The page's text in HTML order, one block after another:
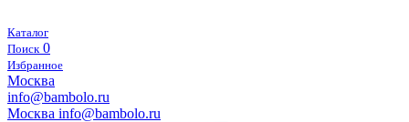
Каталог
Поиск 0
Избранное
Москва
info@bambolo.ru
Москва info@bambolo.ru